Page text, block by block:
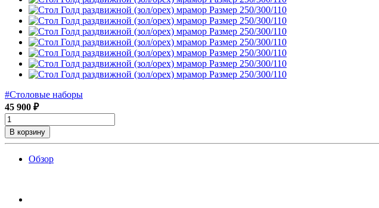
#Столовые наборы
45 900 ₽
В корзину
Обзор